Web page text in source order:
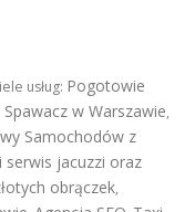
usług: Pogotowie
w Warszawie,
Samochodów z
serwis jacuzzi oraz
obrączek,